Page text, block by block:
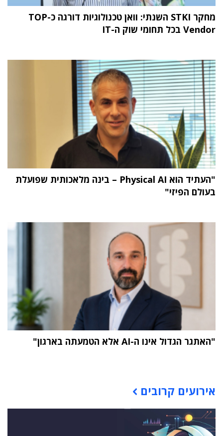
מחקר STKI השנתי: וואן טכנולוגיות דורגה כ-TOP
Vendor בכל תחומי שוק ה-IT
"העתיד הוא Physical AI – בינה מלאכותית שפועלת
בעולם הפיזי"
"האתגר הגדול אינו ה-AI אלא הטמעתה בארגון"
אירועים קרובים